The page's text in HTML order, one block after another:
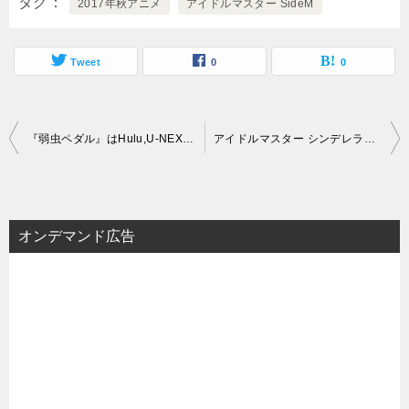
2017年秋アニメ アイドルマスター SideM
Tweet 0 0
投
ビ
ゲ
『弱虫ペダル』はHulu,U-NEXT,Netflix,dTVのどこで見れる？ アイドルマスター シンデレラガールズ劇場(第2期)
オンデマンド広告